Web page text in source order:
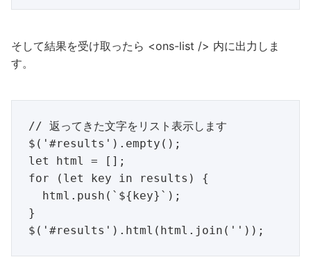
そして結果を受け取ったら <ons-list /> 内に出力しま
す。
// 返ってきた文字をリスト表示します
$('#results').empty();
let html = [];
for (let key in results) {
}